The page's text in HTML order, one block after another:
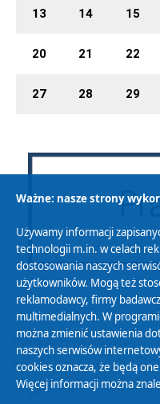
13 14 15
20 21 22
27 28 29
Polityka Prywatności
Zasady korzystania z
Organizacje Pożytku
Ważne: nasze strony
Używamy informacji
technologii m.in. w celach
dostosowania naszych
użytkowników. Mogą też
reklamodawcy, firmy
multimedialnych. W
można zmienić ustawienia
naszych serwisów
cookies oznacza, że będą
Więcej informacji można